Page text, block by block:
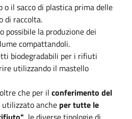
o il sacco di plastica prima delle
di raccolta.
possibile la produzione dei
compattandoli.
biodegradabili per i rifiuti
utilizzando il mastello
oltre che per il conferimento del
utilizzato anche per tutte le